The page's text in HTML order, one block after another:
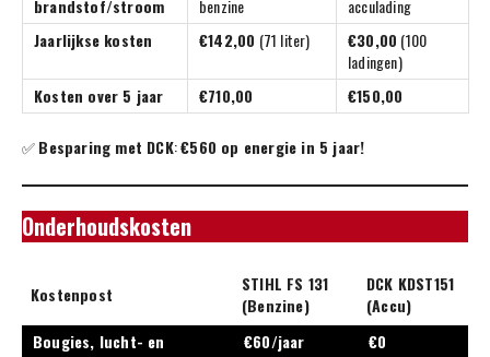
brandstof/stroom benzine
acculading
Jaarlijkse kosten
€142,00 (71 liter) €30,00 (100
ladingen)
Kosten over 5 jaar
€710,00 €150,00
✅Besparing met DCK:€560 op energie in 5 jaar!
Onderhoudskosten
Kostenpost
STIHL FS 131
(Benzine)
DCK KDST151
(Accu)
Bougies, lucht- en
€60/jaar €0